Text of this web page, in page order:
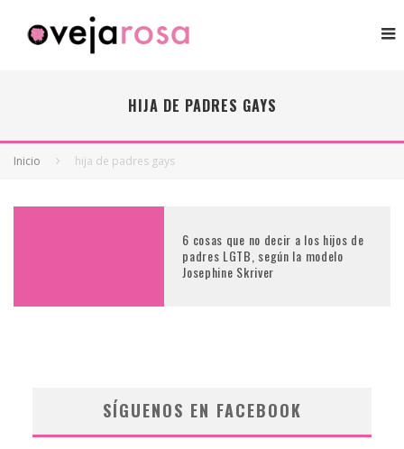
HIJA DE PADRES GAYS
Inicio hija de padres gays
6 cosas que no decir a los hijos de
padres LGTB, según la modelo
Josephine Skriver
SÍGUENOS EN FACEBOOK